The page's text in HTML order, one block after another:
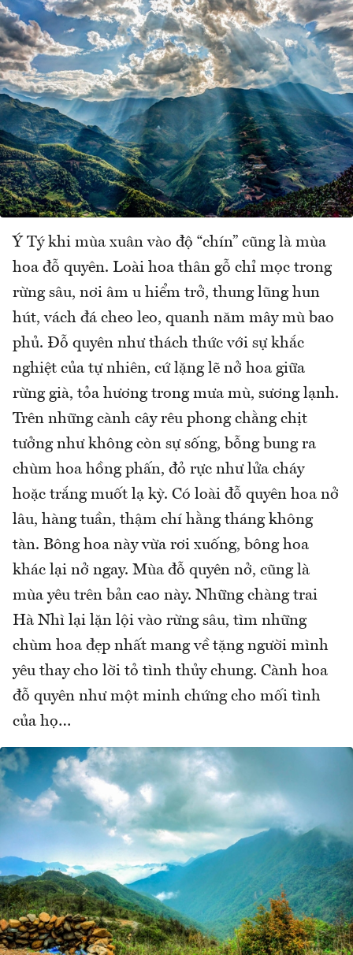
Ý Tý khi mùa xuân vào độ “chín” cũng là mùa
hoa đỗ quyên. Loài hoa thân gỗ chỉ mọc trong
rừng sâu, nơi âm u hiểm trở, thung lũng hun
hút, vách đá cheo leo, quanh năm mây mù bao
phủ. Đỗ quyên như thách thức với sự khắc
nghiệt của tự nhiên, cứ lặng lẽ nở hoa giữa
rừng già, tỏa hương trong mưa mù, sương lạnh.
Trên những cành cây rêu phong chằng chịt
tưởng như không còn sự sống, bỗng bung ra
chùm hoa hồng phấn, đỏ rực như lửa cháy
hoặc trắng muốt lạ kỳ. Có loài đỗ quyên hoa nở
lâu, hàng tuần, thậm chí hằng tháng không
tàn. Bông hoa này vừa rơi xuống, bông hoa
khác lại nở ngay. Mùa đỗ quyên nở, cũng là
mùa yêu trên bản cao này. Những chàng trai
Hà Nhì lại lặn lội vào rừng sâu, tìm những
chùm hoa đẹp nhất mang về tặng người mình
yêu thay cho lời tỏ tình thủy chung. Cành hoa
đỗ quyên như một minh chứng cho mối tình
của họ…